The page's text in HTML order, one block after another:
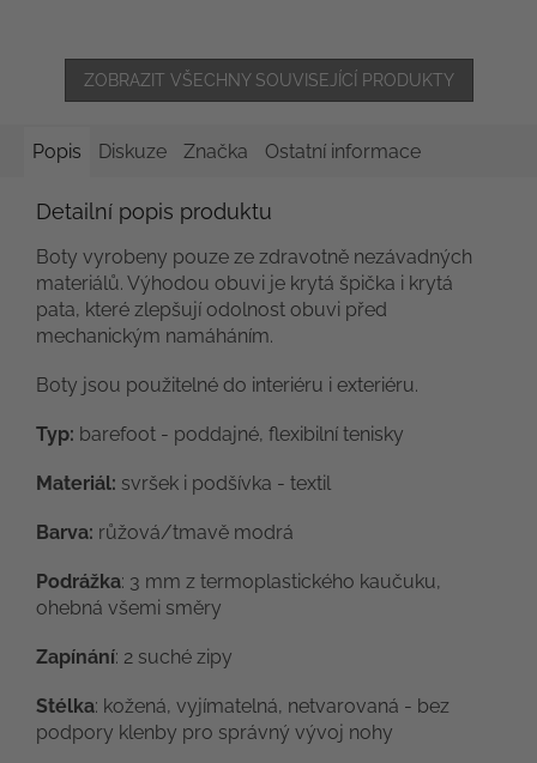
ZOBRAZIT VŠECHNY SOUVISEJÍCÍ PRODUKTY
Popis Diskuze Značka Ostatní informace
Detailní popis produktu
Boty vyrobeny pouze ze zdravotně nezávadných
materiálů. Výhodou obuvi je krytá špička i krytá
pata, které zlepšují odolnost obuvi před
mechanickým namáháním.
Boty jsou použitelné do interiéru i exteriéru.
Typ: barefoot - poddajné, flexibilní tenisky
Materiál: svršek i podšívka - textil
Barva: růžová/tmavě modrá
Podrážka: 3 mm z termoplastického kaučuku,
ohebná všemi směry
Zapínání: 2 suché zipy
Stélka: kožená, vyjímatelná, netvarovaná - bez
podpory klenby pro správný vývoj nohy